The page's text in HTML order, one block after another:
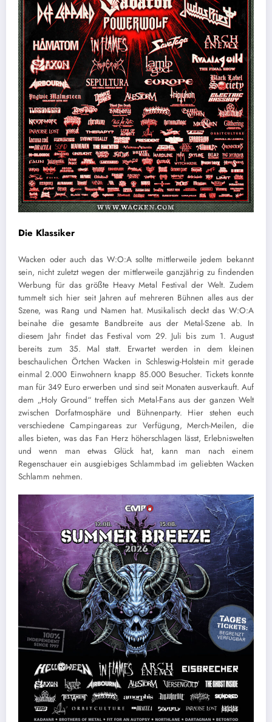
Die Klassiker
Wacken oder auch das W:O:A sollte mittlerweile jedem bekannt
sein, nicht zuletzt wegen der mittlerweile ganzjährig zu findenden
Werbung für das größte Heavy Metal Festival der Welt. Zudem
tummelt sich hier seit Jahren auf mehreren Bühnen alles aus der
Szene, was Rang und Namen hat. Musikalisch deckt das W:O:A
beinahe die gesamte Bandbreite aus der Metal-Szene ab. In
diesem Jahr findet das Festival vom 29. Juli bis zum 1. August
bereits zum 35. Mal statt. Erwartet werden in dem kleinen
beschaulichen Örtchen Wacken in Schleswig-Holstein mit gerade
einmal 2.000 Einwohnern knapp 85.000 Besucher. Tickets konnte
man für 349 Euro erwerben und sind seit Monaten ausverkauft. Auf
dem „Holy Ground“ treffen sich Metal-Fans aus der ganzen Welt
zwischen Dorfatmosphäre und Bühnenparty. Hier stehen euch
verschiedene Campingareas zur Verfügung, Merch-Meilen, die
alles bieten, was das Fan Herz höherschlagen lässt, Erlebniswelten
und wenn man etwas Glück hat, kann man nach einem
Regenschauer ein ausgiebiges Schlammbad im geliebten Wacken
Schlamm nehmen.